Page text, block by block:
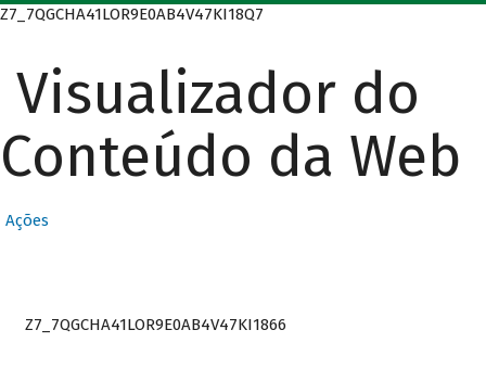
Z7_7QGCHA41LOR9E0AB4V47KI18Q7
Visualizador do
Conteúdo da Web
Ações
Z7_7QGCHA41LOR9E0AB4V47KI1866